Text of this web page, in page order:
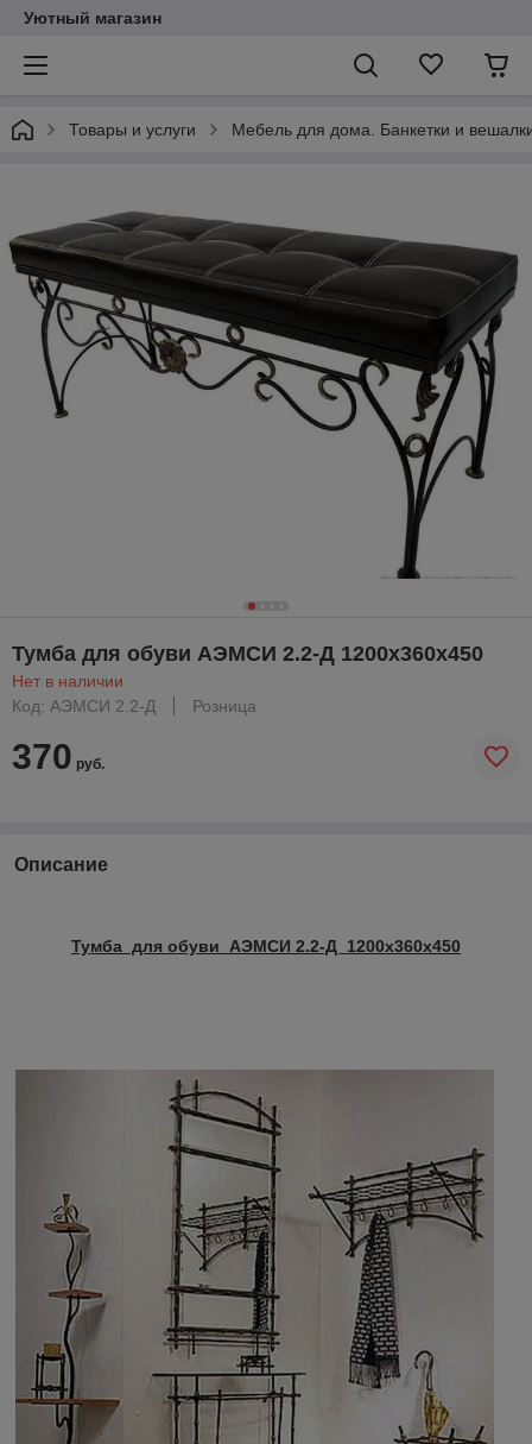
Уютный магазин
Товары и услуги Мебель для дома. Банкетки и
Тумба для обуви АЭМСИ 2.2-Д 1200х360х450
Нет в наличии
Код: АЭМСИ 2.2-Д
Розница
370 руб.
Описание
Тумба для обуви АЭМСИ 2.2-Д 1200х360х450